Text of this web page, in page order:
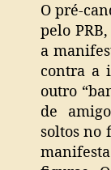
O pré-
pelo
a
contra a
outro
de
soltos no